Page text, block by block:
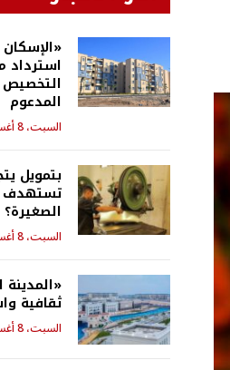
استرداد
التخصيص
المدعوم
السبت، 8 أغسطس 2026 - 6:41 م
تستهدف
الصغيرة؟
السبت، 8 أغسطس 2026 - 6:38 م
«المدينة
ثقافية
السبت، 8 أغسطس 2026 - 6:37 م